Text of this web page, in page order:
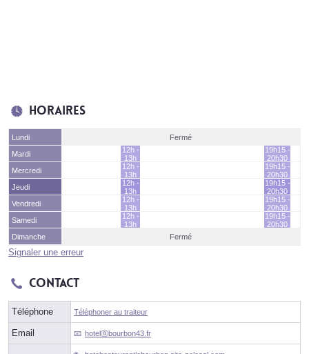
Horaires
Lundi
Fermé
Mardi
12h -
13h
19h15 -
20h30
Mercredi
12h -
13h
19h15 -
20h30
Jeudi
12h -
13h
19h15 -
20h30
Vendredi
12h -
13h
19h15 -
20h30
Samedi
12h -
13h
19h15 -
20h30
Dimanche
Fermé
Signaler une erreur
Contact
Téléphone Téléphoner au traiteur
Email hotelⓐbourbon43.fr